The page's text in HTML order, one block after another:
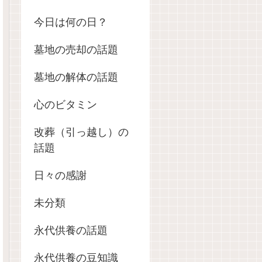
今日は何の日？
墓地の売却の話題
墓地の解体の話題
心のビタミン
改葬（引っ越し）の
話題
日々の感謝
未分類
永代供養の話題
永代供養の豆知識